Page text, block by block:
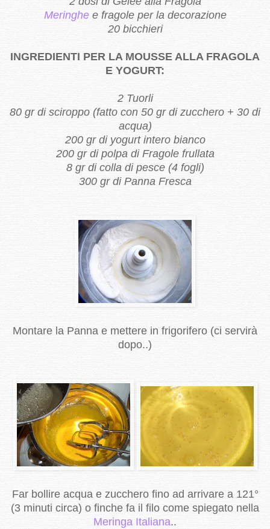
Meringhee fragole per la decorazione
20 bicchieri
INGREDIENTI PER LA MOUSSE ALLA FRAGOLA
E YOGURT:
2 Tuorli
80 gr di sciroppo (fatto con 50 gr di zucchero + 30 di
acqua)
200 gr di yogurt intero bianco
200 gr di polpa di Fragole frullata
8 gr di colla di pesce (4 fogli)
300 gr di Panna Fresca
Montare la Panna e mettere in frigorifero (ci servirà
dopo..)
Far bollire acqua e zucchero fino ad arrivare a 121°
(3 minuti circa) o finche fa il filo come spiegato nella
Meringa Italiana..